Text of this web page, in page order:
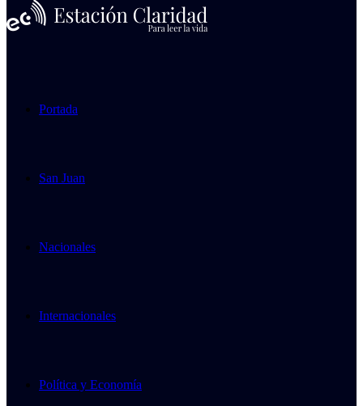
Portada
San Juan
Nacionales
Internacionales
Política y Economía